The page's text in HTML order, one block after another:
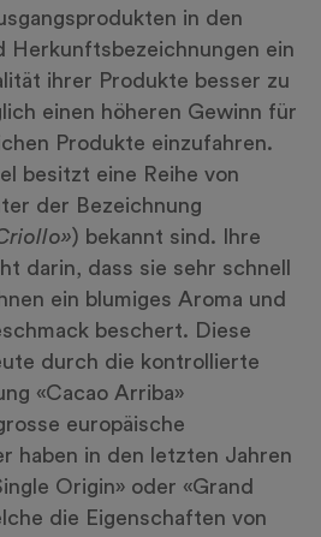
in den
Herkunftsbezeichnungen ein
ihrer Produkte besser zu
einen höheren Gewinn für
Produkte einzufahren.
besitzt eine Reihe von
der Bezeichnung
) bekannt sind. Ihre
darin, dass sie sehr schnell
ein blumiges Aroma und
beschert. Diese
durch die kontrollierte
«Cacao Arriba»
europäische
haben in den letzten Jahren
Origin» oder «Grand
die Eigenschaften von